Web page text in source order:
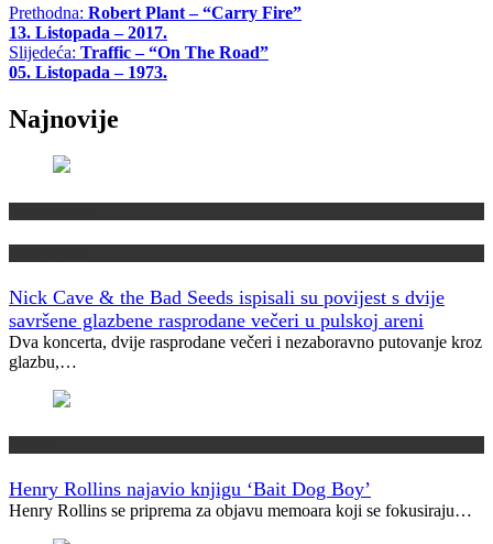
Prethodna: Robert Plant – “Carry Fire”
13. Listopada – 2017.
Slijedeća: Traffic – “On The Road”
05. Listopada – 1973.
Najnovije
Nick Cave & the Bad Seeds ispisali su povijest s dvije
savršene glazbene rasprodane večeri u pulskoj areni
Dva koncerta, dvije rasprodane večeri i nezaboravno putovanje kroz
glazbu,…
Henry Rollins najavio knjigu ‘Bait Dog Boy’
Henry Rollins se priprema za objavu memoara koji se fokusiraju…